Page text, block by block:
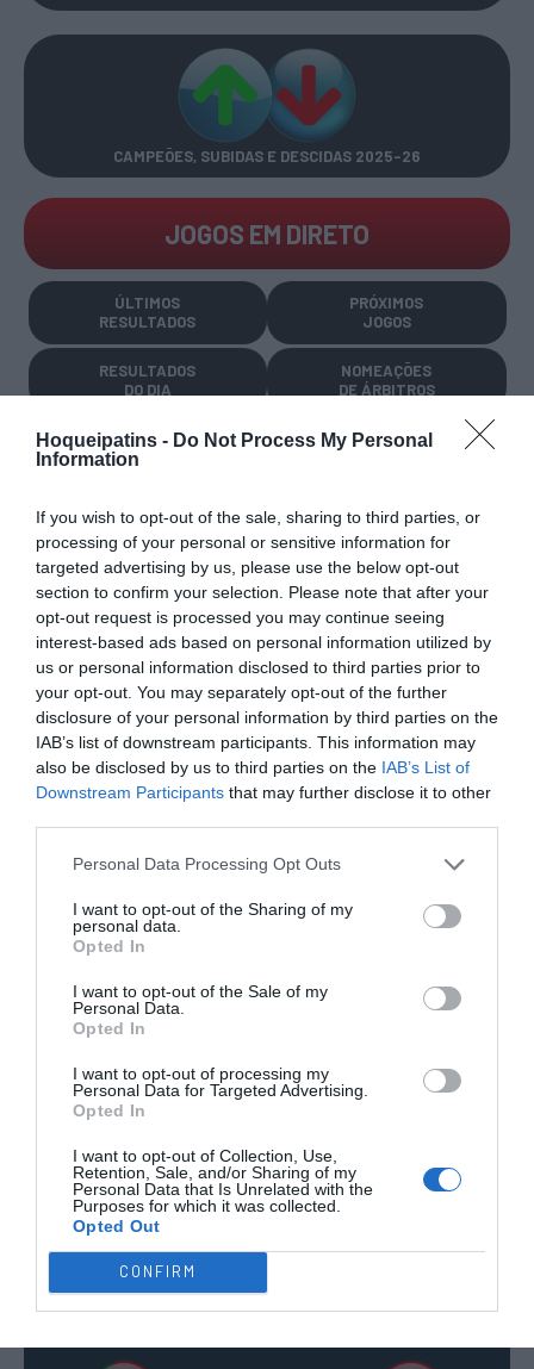
Hoqueipatins - Do Not Process My Personal
Information
If you wish to opt-out of the sale, sharing to third parties, or
processing of your personal or sensitive information for
targeted advertising by us, please use the below opt-out
section to confirm your selection. Please note that after your
opt-out request is processed you may continue seeing
interest-based ads based on personal information utilized by
us or personal information disclosed to third parties prior to
your opt-out. You may separately opt-out of the further
disclosure of your personal information by third parties on the
IAB’s list of downstream participants. This information may
also be disclosed by us to third parties on the IAB’s List of
Downstream Participants that may further disclose it to other
Personal Data Processing Opt Outs
I want to opt-out of the Sharing of my
personal data.
Opted In
I want to opt-out of the Sale of my
Personal Data.
Opted In
I want to opt-out of processing my
Personal Data for Targeted Advertising.
Opted In
I want to opt-out of Collection, Use,
Retention, Sale, and/or Sharing of my
Personal Data that Is Unrelated with the
Purposes for which it was collected.
Opted Out
CONFIRM
CAMPEÕES, SUBIDAS E DESCIDAS 2025-26
JOGOS EM DIRETO
ÚLTIMOS
RESULTADOS
PRÓXIMOS
JOGOS
RESULTADOS
DO DIA
NOMEAÇÕES
DE ÁRBITROS
COMPETIÇÕESNACIONAIS
PLACARD
DIVISÃO
3ª
DIVISÃO
CAMP.
FEMININO
DIVERSAS
SUB-23 SUB-19 SUB-17 SUB-15 SUB-13
COMPETIÇÕES
COMPETIÇÕES INTERNACIONAIS
WSE MEN
CHAMPIONS
WSE WOMEN
CHAMPIONS
WSE CUP
MEN
WOMEN
WSE
TROPHY
ESPANHA ITÁLIA FRANÇA ALEMANHA SUÍÇA
INGLATERRA